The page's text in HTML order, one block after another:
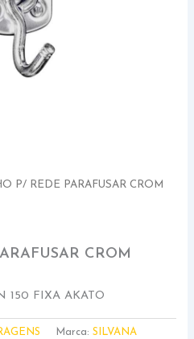
P/ REDE PARAFUSAR CROM
CROM
150 FIXA AKATO
Marca:SILVANA